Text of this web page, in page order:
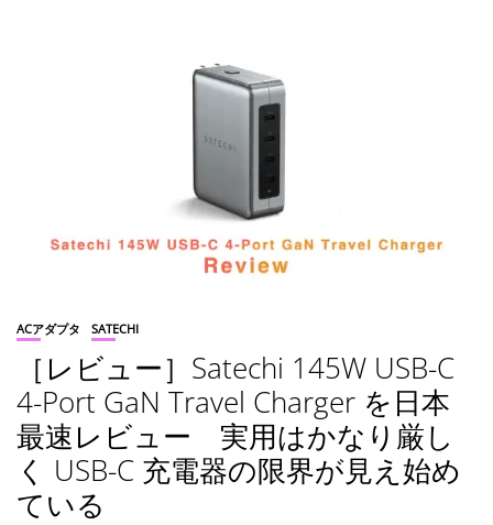
ACアダプタ SATECHI
［レビュー］Satechi 145W USB-C
4-Port GaN Travel Charger を日本
最速レビュー 実用はかなり厳し
く USB-C 充電器の限界が見え始め
ている